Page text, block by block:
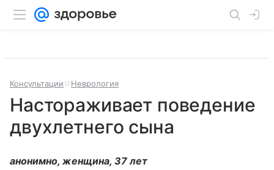
Консультации Неврология
Настораживает поведение
двухлетнего сына
анонимно, женщина, 37 лет